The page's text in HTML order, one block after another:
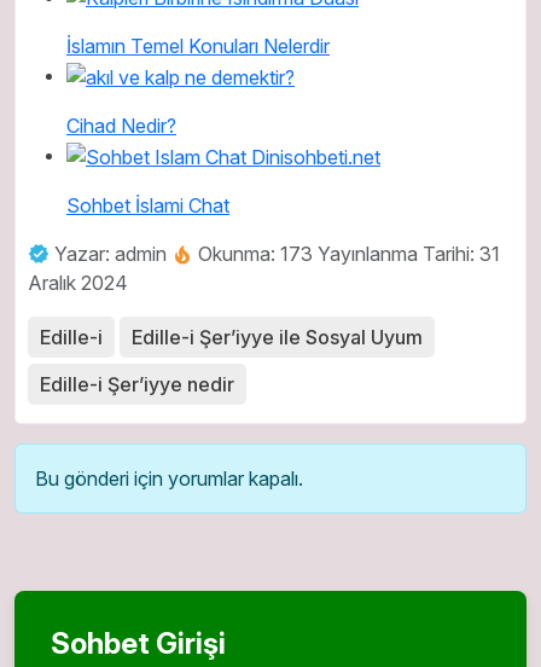
İslamın Temel Konuları Nelerdir
Cihad Nedir?
Sohbet İslami Chat
Yazar: admin
Okunma: 173 Yayınlanma Tarihi: 31
Aralık 2024
Edille-i
Edille-i Şer’iyye ile Sosyal Uyum
Edille-i Şer’iyye nedir
Bu gönderi için yorumlar kapalı.
Sohbet Girişi